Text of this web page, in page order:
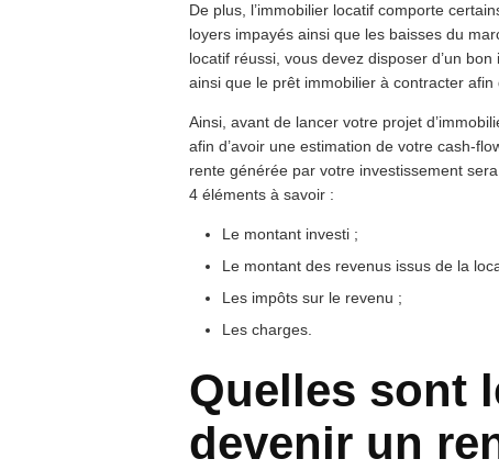
De plus, l’immobilier locatif comporte
loyers impayés ainsi que les baisses du
locatif réussi, vous devez disposer d’un
ainsi que le prêt immobilier à contracter afin
Ainsi, avant de lancer votre projet
afin d’avoir une estimation de votre cash-
rente générée par votre investissement
4 éléments à savoir :
Le montant investi ;
Le montant des revenus issus de la
Les impôts sur le revenu ;
Les charges.
Quelles sont
devenir un